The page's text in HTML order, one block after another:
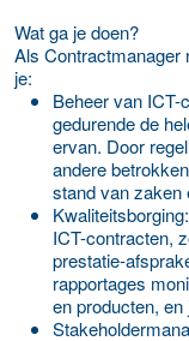
Wat ga je doen?
Als Contractmanager
je:
Beheer van ICT-
gedurende de
ervan. Door
andere
stand van zaken
Kwaliteitsborging:
ICT-contracten,
prestatie-
rapportages
en producten,